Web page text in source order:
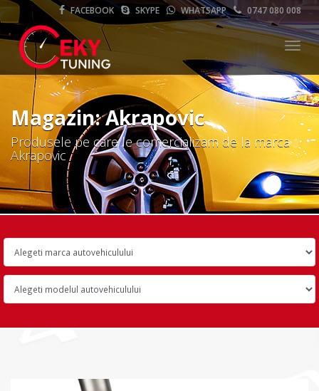
FACEBOOK SKYPE WHATSAPP 0747 080 008
Magazin: Akrapovic
Produsele pe care le comercializam de la marca
Akrapovic